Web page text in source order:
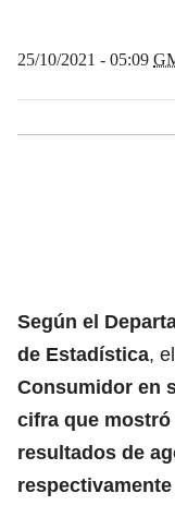
25/10/2021 - 05:09
Según el
de Estadística, el
Consumidor en
cifra que
resultados de
respectivamente